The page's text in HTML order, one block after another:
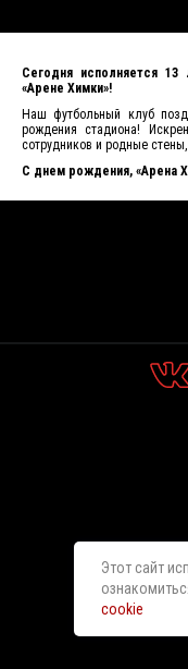
Сегодня исполняется
«Арене Химки»!
Наш футбольный клуб
рождения стадиона!
сотрудников и родные
С днем рождения, «Арена
Этот сайт
cookie